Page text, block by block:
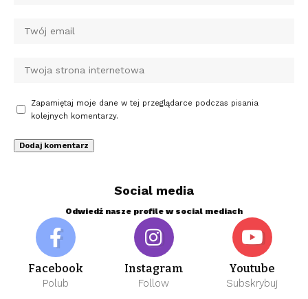
Zapamiętaj moje dane w tej przeglądarce podczas pisania
kolejnych komentarzy.
Social media
Odwiedź nasze profile w social mediach
Facebook
Polub
Instagram
Follow
Youtube
Subskrybuj